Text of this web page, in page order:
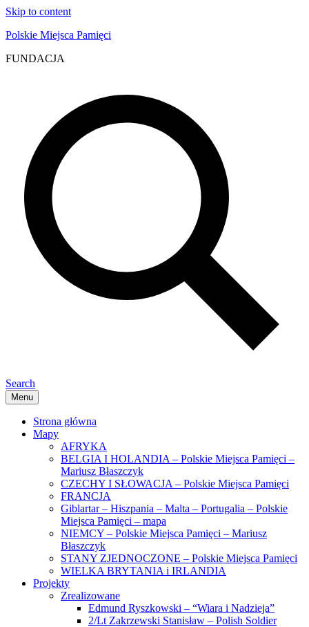
Skip to content
Polskie Miejsca Pamięci
FUNDACJA
Search
Menu
Strona główna
Mapy
AFRYKA
BELGIA I HOLANDIA – Polskie Miejsca Pamięci –
Mariusz Błaszczyk
CZECHY I SŁOWACJA – Polskie Miejsca Pamięci
FRANCJA
Giblartar – Hiszpania – Malta – Portugalia – Polskie
Miejsca Pamięci – mapa
NIEMCY – Polskie Miejsca Pamięci – Mariusz
Błaszczyk
STANY ZJEDNOCZONE – Polskie Miejsca Pamięci
WIELKA BRYTANIA i IRLANDIA
Projekty
Zrealizowane
Edmund Ryszkowski – “Wiara i Nadzieja”
2/Lt Zakrzewski Stanisław – Polish Soldier